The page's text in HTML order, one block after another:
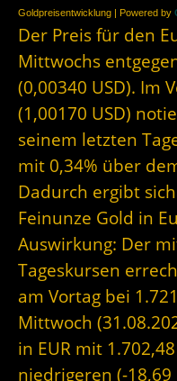
Goldpreisentwicklung | Powered by
Der Preis für den
Mittwochs
(0,00340 USD). Im
(1,00170 USD)
seinem letzten
mit 0,34% über
Dadurch ergibt
Feinunze Gold in
Auswirkung: Der
Tageskursen
am Vortag bei
Mittwoch
in EUR mit
niedrigeren (-18,69